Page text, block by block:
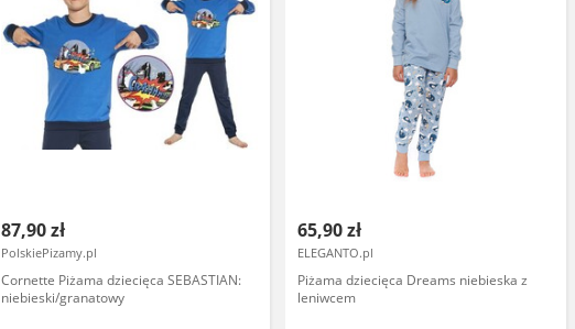
87,90 zł
PolskiePizamy.pl
Cornette Piżama dziecięca SEBASTIAN:
niebieski/granatowy
65,90 zł
ELEGANTO.pl
Piżama dziecięca Dreams niebieska z
leniwcem